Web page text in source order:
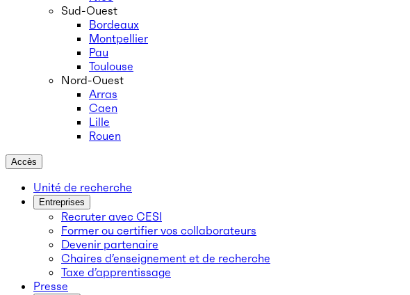
Sud-Ouest
Bordeaux
Montpellier
Pau
Toulouse
Nord-Ouest
Arras
Caen
Lille
Rouen
Accès
Unité de recherche
Entreprises
Recruter avec CESI
Former ou certifier vos collaborateurs
Devenir partenaire
Chaires d’enseignement et de recherche
Taxe d’apprentissage
Presse